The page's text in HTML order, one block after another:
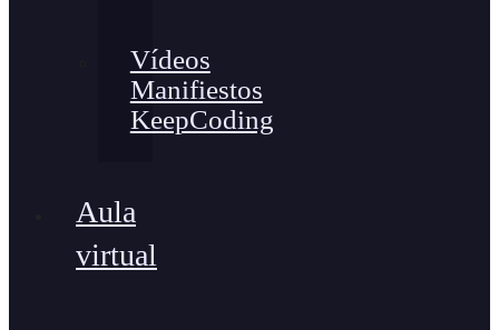
Vídeos
Manifiestos
KeepCoding
Aula
virtual